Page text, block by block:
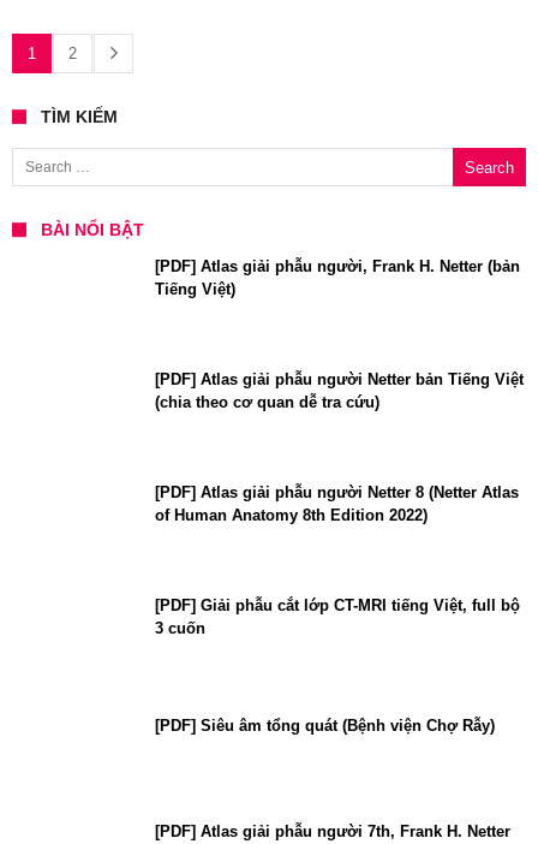
1 2
TÌM KIẾM
Search for:
BÀI NỔI BẬT
[PDF] Atlas giải phẫu người, Frank H. Netter (bản
Tiếng Việt)
[PDF] Atlas giải phẫu người Netter bản Tiếng Việt
(chia theo cơ quan dễ tra cứu)
[PDF] Atlas giải phẫu người Netter 8 (Netter Atlas
of Human Anatomy 8th Edition 2022)
[PDF] Giải phẫu cắt lớp CT-MRI tiếng Việt, full bộ
3 cuốn
[PDF] Siêu âm tổng quát (Bệnh viện Chợ Rẫy)
[PDF] Atlas giải phẫu người 7th, Frank H. Netter